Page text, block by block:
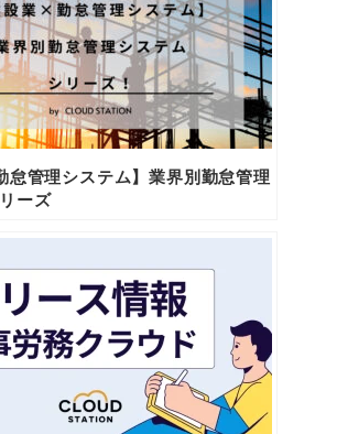
怠管理システム】業界別勤怠管理
ーズ